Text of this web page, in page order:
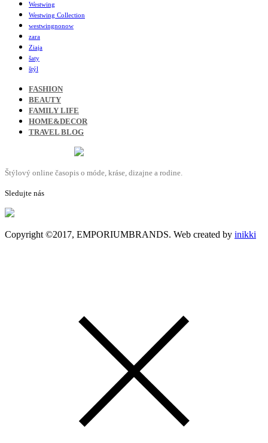
Westwing
Westwing Collection
westwingnonow
zara
Ziaja
šaty
štýl
FASHION
BEAUTY
FAMILY LIFE
HOME&DECOR
TRAVEL BLOG
Štýlový online časopis o móde, kráse, dizajne a rodine.
Sledujte nás
Copyright ©2017, EMPORIUMBRANDS. Web created by inikki